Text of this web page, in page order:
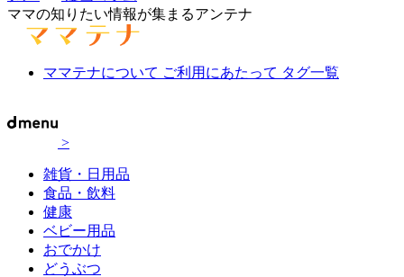
ママの知りたい情報が集まるアンテナ
ママテナについて ご利用にあたって タグ一覧
>
雑貨・日用品
食品・飲料
健康
ベビー用品
おでかけ
どうぶつ